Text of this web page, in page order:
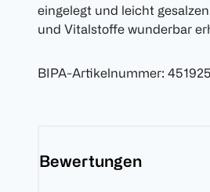
eingelegt und leicht
und Vitalstoffe wunderbar
BIPA-Artikelnummer: 451925
Bewertungen